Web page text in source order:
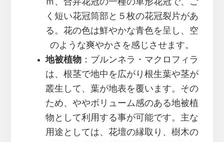
ｍ、合弁花冠の一種の車形花冠で、ご
く短い花冠筒部と５枚の花冠裂片があ
る。花の色は鮮やかな青色を呈し、空
のような爽やかさを感じさせます。
地被植物 ：ブルンネラ・マクロフィラ
は、根茎で地中を広がり根生葉や茎が
叢生して、葉が地表を覆います。その
ため、ややボリューム感のある地被植
物として利用する事が可能です。主な
用途としては、花壇の縁取り、樹木の